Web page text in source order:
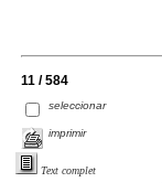
11 / 584
seleccionar
imprimir
Text complet